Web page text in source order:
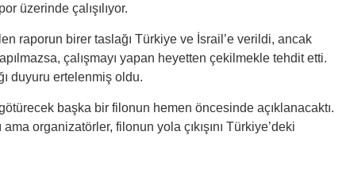
üzerinde çalışılıyor.
raporun birer taslağı Türkiye ve İsrail’e verildi, ancak
çalışmayı yapan heyetten çekilmekle tehdit etti.
duyuru ertelenmiş oldu.
başka bir filonun hemen öncesinde açıklanacaktı.
organizatörler, filonun yola çıkışını Türkiye’deki